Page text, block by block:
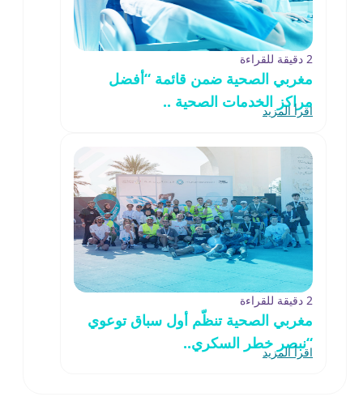
2 دقيقة للقراءة
مغربي الصحية ضمن قائمة “أفضل
مراكز الخدمات الصحية ..
اقرأ المزيد
2 دقيقة للقراءة
مغربي الصحية تنظّم أول سباق توعوي
“نبصر خطر السكري..
اقرأ المزيد